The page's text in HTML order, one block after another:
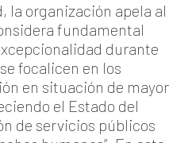
la organización apela al
fundamental
durante
focalicen en los
en situación de mayor
el Estado del
de servicios públicos